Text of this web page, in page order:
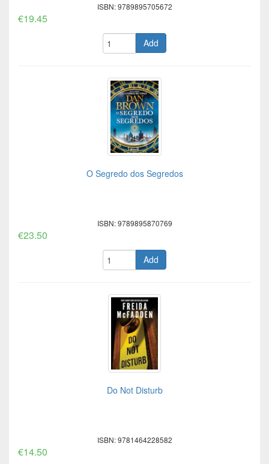
ISBN: 9789895705672
€19.45
Add
O Segredo dos Segredos
ISBN: 9789895870769
€23.50
Add
Do Not Disturb
ISBN: 9781464228582
€14.50